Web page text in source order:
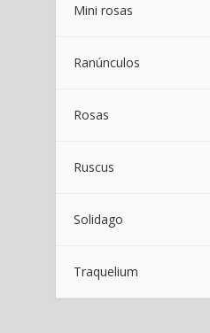
Mini rosas
Ranúnculos
Rosas
Ruscus
Solidago
Traquelium